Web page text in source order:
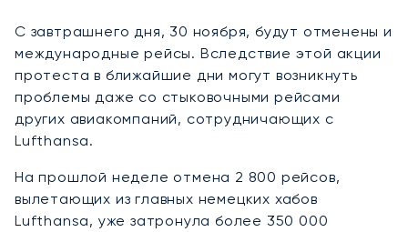
С завтрашнего дня, 30 ноября, будут отменены и
международные рейсы. Вследствие этой акции
протеста в ближайшие дни могут возникнуть
проблемы даже со стыковочными рейсами
других авиакомпаний, сотрудничающих с
Lufthansa.
На прошлой неделе отмена 2 800 рейсов,
вылетающих из главных немецких хабов
Lufthansa, уже затронула более 350 000